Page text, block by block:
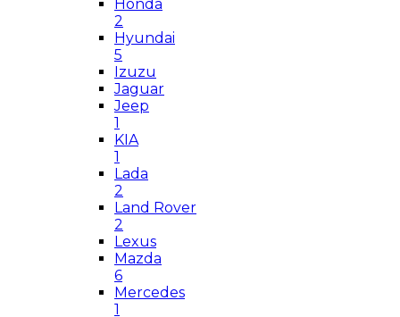
Honda
2
Hyundai
5
Izuzu
Jaguar
Jeep
1
KIA
1
Lada
2
Land Rover
2
Lexus
Mazda
6
Mercedes
1